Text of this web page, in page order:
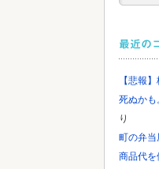
最近の
【悲報
死ぬかも
り
町の弁
商品代を